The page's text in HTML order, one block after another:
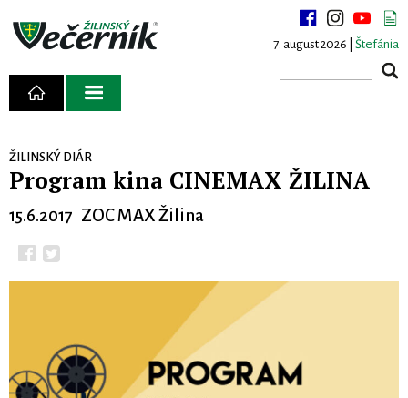
7. august 2026 | Štefánia
ŽILINSKÝ DIÁR
Program kina CINEMAX ŽILINA
15.6.2017 ZOC MAX Žilina